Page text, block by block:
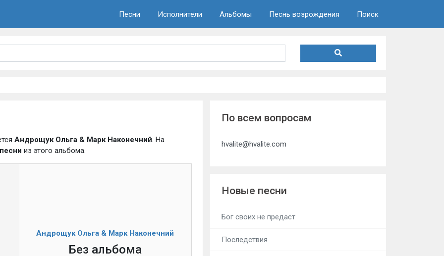
Песни Исполнители Альбомы Песнь возрождения Поиск
Андрощук Ольга & Марк Наконечний . На
из этого альбома.
Андрощук Ольга & Марк Наконечний
Без альбома
По всем вопросам
hvalite@hvalite.com
Новые песни
Бог своих не предаст
Последствия